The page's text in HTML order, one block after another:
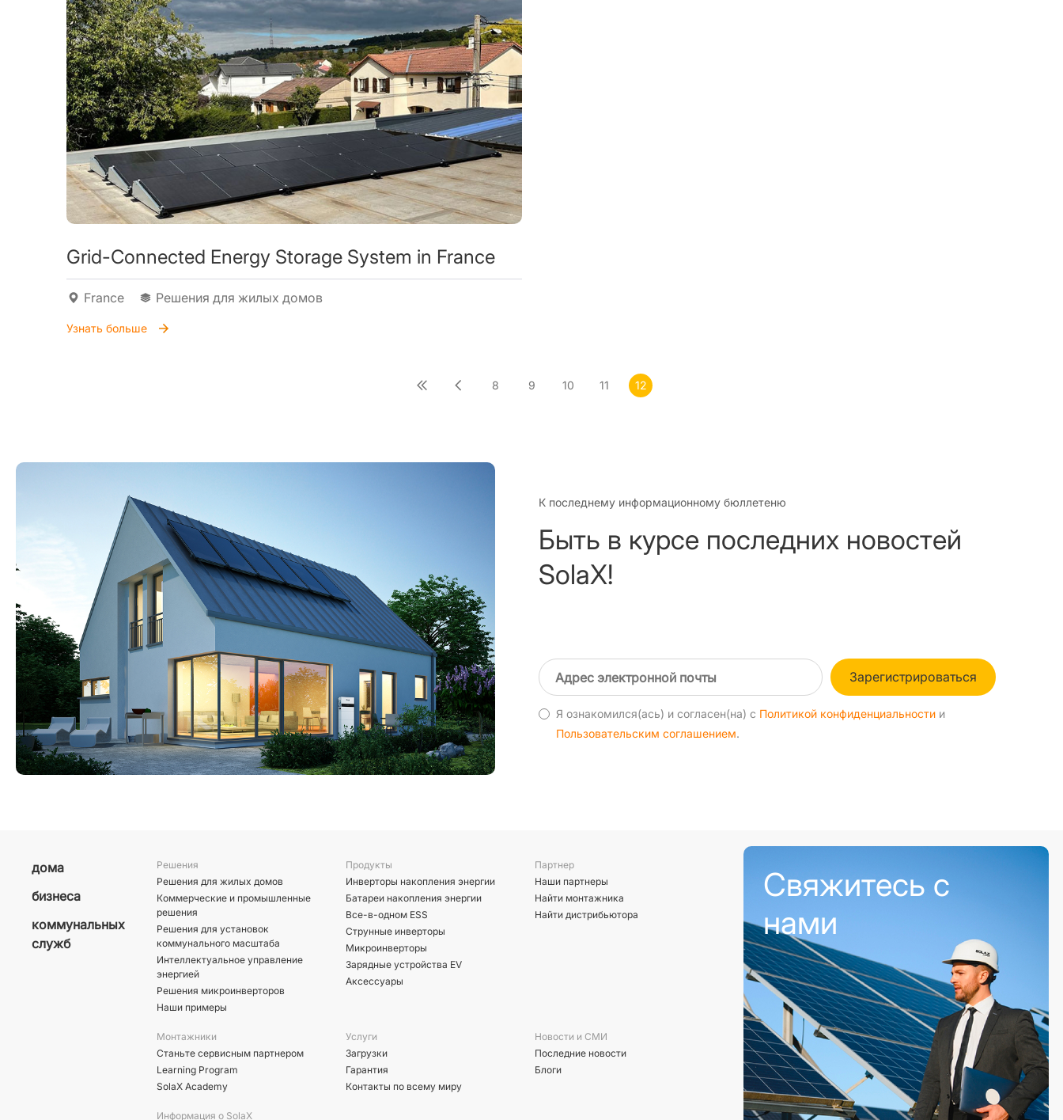
Grid-Connected Energy Storage System in France
France Решения для жилых домов
Узнать больше
8 9 10 11 12
К последнему информационному бюллетеню
Быть в курсе последних новостей
SolaX!
Зарегистрироваться
Я ознакомился(ась) и согласен(на) с Политикой конфиденциальности и
Пользовательским соглашением.
дома
бизнеса
коммунальных
служб
Решения
Решения для жилых домов
Коммерческие и промышленные
решения
Решения для установок
коммунального масштаба
Интеллектуальное управление
энергией
Решения микроинверторов
Наши примеры
Продукты
Инверторы накопления энергии
Батареи накопления энергии
Все-в-одном ESS
Струнные инверторы
Микроинверторы
Зарядные устройства EV
Аксессуары
Партнер
Наши партнеры
Найти монтажника
Найти дистрибьютора
Монтажники
Станьте сервисным партнером
Learning Program
SolaX Academy
Услуги
Загрузки
Гарантия
Контакты по всему миру
Новости и СМИ
Последние новости
Блоги
Информация о SolaX
Свяжитесь с
нами